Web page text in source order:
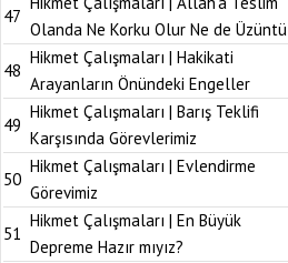
47
Olanda Ne Korku Olur Ne de Üzüntü
48
Hikmet Çalışmaları | Hakikati
Arayanların Önündeki Engeller
49
Hikmet Çalışmaları | Barış Teklifi
Karşısında Görevlerimiz
50
Hikmet Çalışmaları | Evlendirme
Görevimiz
51
Hikmet Çalışmaları | En Büyük
Depreme Hazır mıyız?